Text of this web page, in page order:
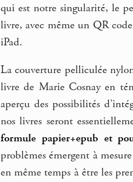
qui est notre singularité, le
livre, avec même un QR
iPad.
La couverture pelliculée
livre de Marie Cosnay en
aperçu des possibilités
nos livres seront
formule papier+epub et
problèmes émergent à
en même temps à être les